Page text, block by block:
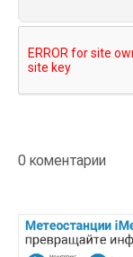
0 коментарии